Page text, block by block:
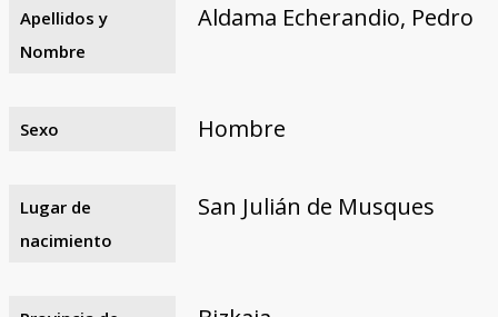
Razones y objetivos
El equipo
Colaboradores
Fuentes documentales
Apellidos y
Nombre
Aldama Echerandio, Pedro
Sexo Hombre
Lugar de
nacimiento
San Julián de Musques